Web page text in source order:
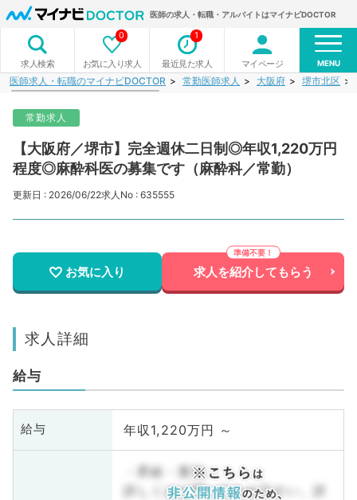
医師の求人・転職・アルバイトはマイナビDOCTOR
求人検索 お気に入り求人
0
最近見た求人
1
マイページ MENU
医師求人・転職のマイナビDOCTOR 常勤医師求人 大阪府 堺市北区
常勤求人
【大阪府／堺市】完全週休二日制◎年収1,220万円
程度◎麻酔科医の募集です（麻酔科／常勤）
更新日 : 2026/06/22求人No : 635555
お気に入り 求人を紹介してもらう
求人詳細
給与
給与 年収1,220万円 ～
・昇給・賞与
詳しくはお問い合わせ下さい。詳